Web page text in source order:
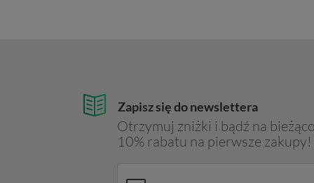
Zapisz się do newslettera
Otrzymuj zniżki i bądź na
10% rabatu na pierwsze zakupy!